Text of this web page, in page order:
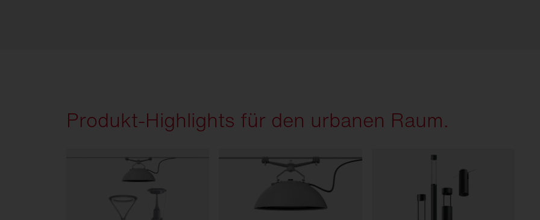
Produkt-Highlights für den urbanen Raum.